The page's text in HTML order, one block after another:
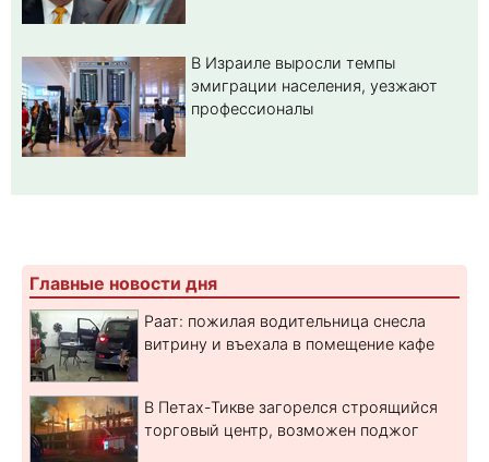
В Израиле выросли темпы
эмиграции населения, уезжают
профессионалы
Главные новости дня
Раат: пожилая водительница снесла
витрину и въехала в помещение кафе
В Петах-Тикве загорелся строящийся
торговый центр, возможен поджог